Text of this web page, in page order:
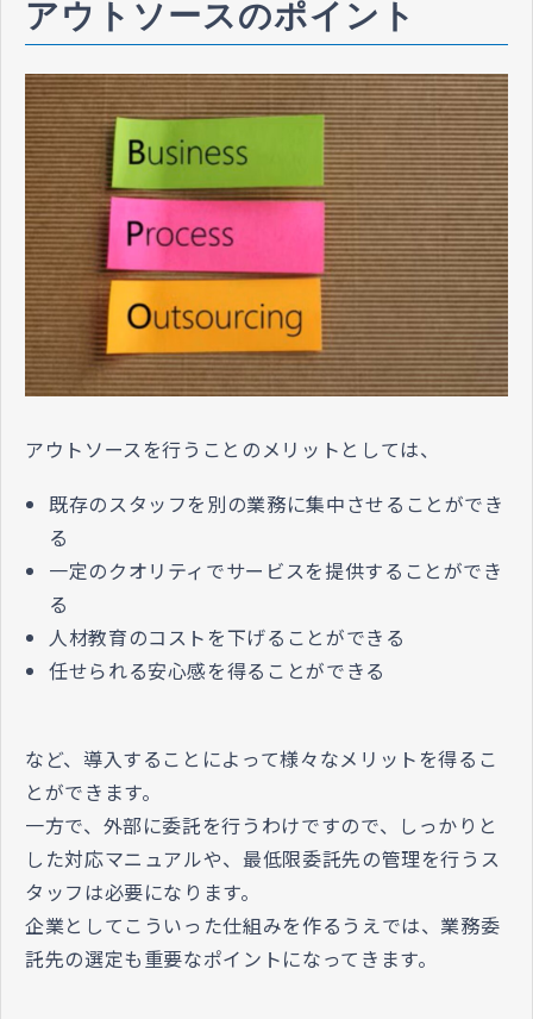
アウトソースのポイント
アウトソースを行うことのメリットとしては、
既存のスタッフを別の業務に集中させることができ
る
一定のクオリティでサービスを提供することができ
る
人材教育のコストを下げることができる
任せられる安心感を得ることができる
など、導入することによって様々なメリットを得るこ
とができます。
一方で、外部に委託を行うわけですので、しっかりと
した対応マニュアルや、最低限委託先の管理を行うス
タッフは必要になります。
企業としてこういった仕組みを作るうえでは、業務委
託先の選定も重要なポイントになってきます。